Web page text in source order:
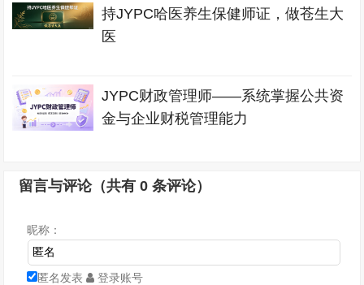
持JYPC哈医养生保健师证，做苍生大
医
JYPC财政管理师——系统掌握公共资
金与企业财税管理能力
留言与评论（共有0 条评论）
昵称：
匿名发表 登录账号